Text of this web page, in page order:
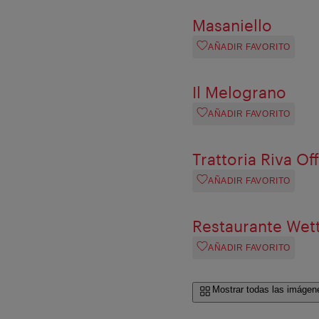
Masaniello
AÑADIR FAVORITO
Il Melograno
AÑADIR FAVORITO
Trattoria Riva
AÑADIR FAVORITO
Restaurante
AÑADIR FAVORITO
Mostrar todas las